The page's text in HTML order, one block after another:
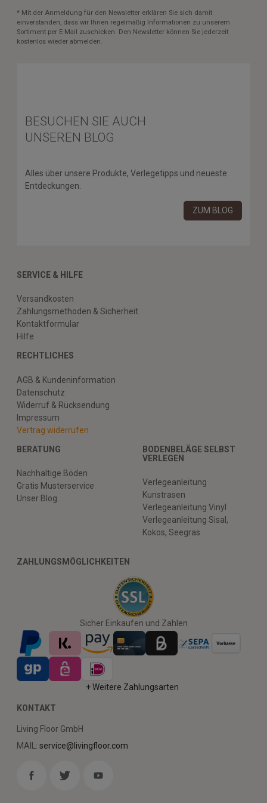
* Mit der Anmeldung für den Newsletter erklären Sie sich damit
einverstanden, dass wir Ihnen regelmäßig Informationen zu unserem
Sortiment per E-Mail zuschicken. Den Newsletter können Sie jederzeit
kostenlos wieder abmelden.
BESUCHEN SIE AUCH
UNSEREN BLOG
Alles über unsere Produkte, Verlegetipps und neueste
Entdeckungen.
ZUM BLOG
SERVICE & HILFE
Versandkosten
Zahlungsmethoden & Sicherheit
Kontaktformular
Hilfe
RECHTLICHES
AGB & Kundeninformation
Datenschutz
Widerruf & Rücksendung
Impressum
Vertrag widerrufen
BERATUNG
Nachhaltige Böden
Gratis Musterservice
Unser Blog
BODENBELÄGE SELBST
VERLEGEN
Verlegeanleitung
Kunstrasen
Verlegeanleitung Vinyl
Verlegeanleitung Sisal,
Kokos, Seegras
ZAHLUNGSMÖGLICHKEITEN
Sicher Einkaufen und Zahlen
+ Weitere Zahlungsarten
KONTAKT
Living Floor GmbH
MAIL: service@livingfloor.com